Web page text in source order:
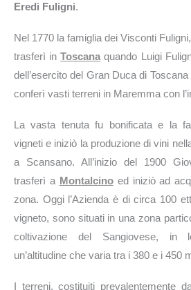
Eredi Fuligni.
Nel 1770 la famiglia dei Visconti
trasferì inToscana quando Luigi
dell’esercito del Gran Duca di
conferì vasti terreni in Maremma con
La vasta tenuta fu bonificata e la
vigneti e iniziò la produzione di vini
a Scansano. All’inizio del 1900
trasferì a Montalcinoed iniziò ad
zona. Oggi l’Azienda è di circa 100
vigneto, sono situati in una zona
coltivazione del Sangiovese, in
un’altitudine che varia tra i 380 e i 450
I terreni, costituiti prevalentemente